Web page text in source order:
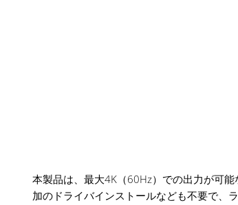
本製品は、最大4K（60Hz）での出力が可
加のドライバインストールなども不要で、